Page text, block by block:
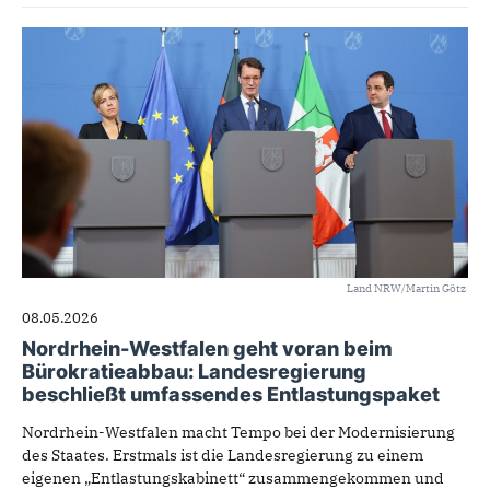
Land NRW/Martin Götz
08.05.2026
Nordrhein-Westfalen geht voran beim
Bürokratieabbau: Landesregierung
beschließt umfassendes Entlastungspaket
Nordrhein-Westfalen macht Tempo bei der Modernisierung
des Staates. Erstmals ist die Landesregierung zu einem
eigenen „Entlastungskabinett“ zusammengekommen und